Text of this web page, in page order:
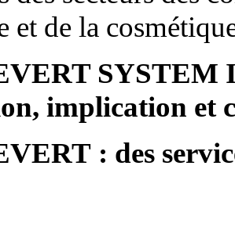
et de la
SYSTEM
implication et
: des